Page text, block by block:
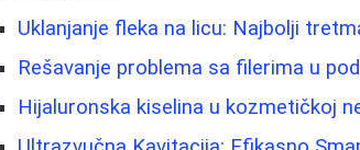
Uklanjanje fleka na licu: Najbolji
Rešavanje problema sa filerima u
Hijaluronska kiselina u kozmetičkoj